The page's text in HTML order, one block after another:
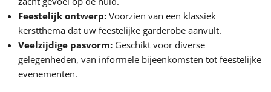
Feestelijk ontwerp: Voorzien van een klassiek
kerstthema dat uw feestelijke garderobe aanvult.
Veelzijdige pasvorm: Geschikt voor diverse
gelegenheden, van informele bijeenkomsten tot feestelijke
evenementen.